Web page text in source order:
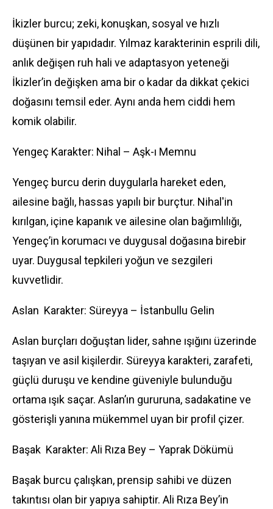
İkizler burcu; zeki, konuşkan, sosyal ve hızlı
düşünen bir yapıdadır. Yılmaz karakterinin esprili dili,
anlık değişen ruh hali ve adaptasyon yeteneği
İkizler’in değişken ama bir o kadar da dikkat çekici
doğasını temsil eder. Aynı anda hem ciddi hem
komik olabilir.
Yengeç Karakter: Nihal – Aşk-ı Memnu
Yengeç burcu derin duygularla hareket eden,
ailesine bağlı, hassas yapılı bir burçtur. Nihal'in
kırılgan, içine kapanık ve ailesine olan bağımlılığı,
Yengeç’in korumacı ve duygusal doğasına birebir
uyar. Duygusal tepkileri yoğun ve sezgileri
kuvvetlidir.
Aslan Karakter: Süreyya – İstanbullu Gelin
Aslan burçları doğuştan lider, sahne ışığını üzerinde
taşıyan ve asil kişilerdir. Süreyya karakteri, zarafeti,
güçlü duruşu ve kendine güveniyle bulunduğu
ortama ışık saçar. Aslan’ın gururuna, sadakatine ve
gösterişli yanına mükemmel uyan bir profil çizer.
Başak Karakter: Ali Rıza Bey – Yaprak Dökümü
Başak burcu çalışkan, prensip sahibi ve düzen
takıntısı olan bir yapıya sahiptir. Ali Rıza Bey’in